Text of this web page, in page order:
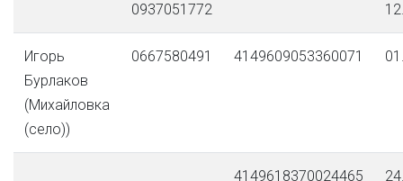
0937051772
Игорь
Бурлаков
(Михайловка
(село))
0667580491 4149609053360071
4149618370024465